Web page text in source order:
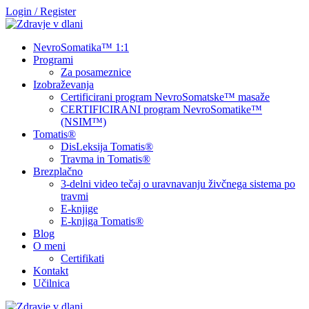
Login / Register
NevroSomatika™ 1:1
Programi
Za posameznice
Izobraževanja
Certificirani program NevroSomatske™ masaže
CERTIFICIRANI program NevroSomatike™
(NSIM™)
Tomatis®
DisLeksija Tomatis®
Travma in Tomatis®
Brezplačno
3-delni video tečaj o uravnavanju živčnega sistema po
travmi
E-knjige
E-knjiga Tomatis®
Blog
O meni
Certifikati
Kontakt
Učilnica